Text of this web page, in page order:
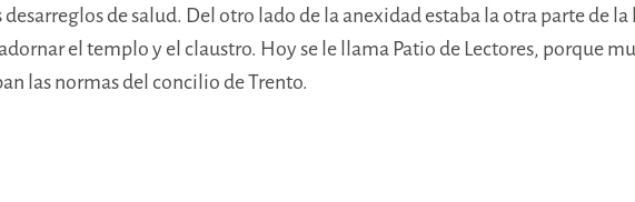
de salud. Del otro lado de la anexidad estaba la otra parte de
el templo y el claustro. Hoy se le llama Patio de Lectores, porque
las normas del concilio de Trento.